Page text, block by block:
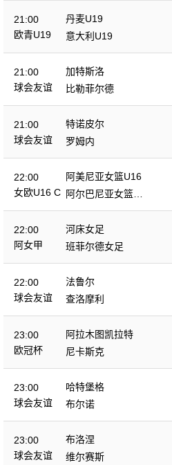
21:00
欧青U19
丹麦U19
意大利U19
21:00
球会友谊
加特斯洛
比勒菲尔德
21:00
球会友谊
特诺皮尔
罗姆内
22:00
女欧U16 C
阿美尼亚女篮U16
阿尔巴尼亚女篮U1
6
22:00
阿女甲
河床女足
班菲尔德女足
22:00
球会友谊
法鲁尔
查洛摩利
23:00
欧冠杯
阿拉木图凯拉特
尼卡斯克
23:00
球会友谊
哈特堡格
布尔诺
23:00
球会友谊
布洛涅
维尔赛斯